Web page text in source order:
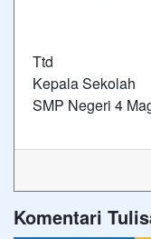
Ttd
Kepala Sekolah
SMP Negeri 4
Komentari